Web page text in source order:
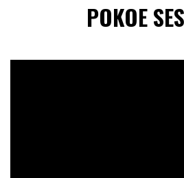
POKOE